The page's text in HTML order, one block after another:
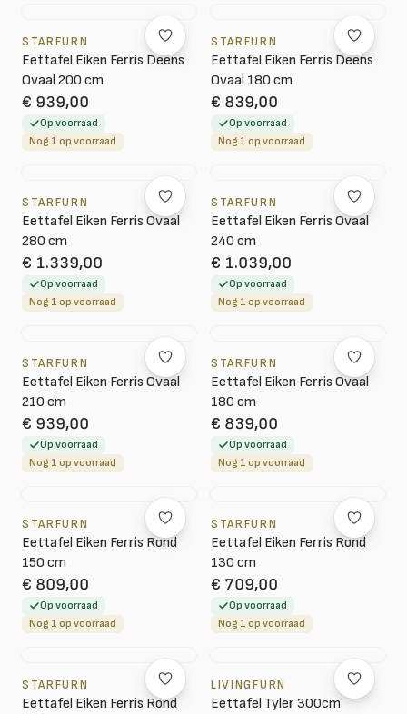
STARFURN
Eettafel Eiken Ferris Deens
Ovaal 200 cm
€ 939,00
Op voorraad
Nog 1 op voorraad
STARFURN
Eettafel Eiken Ferris Deens
Ovaal 180 cm
€ 839,00
Op voorraad
Nog 1 op voorraad
STARFURN
Eettafel Eiken Ferris Ovaal
280 cm
€ 1.339,00
Op voorraad
Nog 1 op voorraad
STARFURN
Eettafel Eiken Ferris Ovaal
240 cm
€ 1.039,00
Op voorraad
Nog 1 op voorraad
STARFURN
Eettafel Eiken Ferris Ovaal
210 cm
€ 939,00
Op voorraad
Nog 1 op voorraad
STARFURN
Eettafel Eiken Ferris Ovaal
180 cm
€ 839,00
Op voorraad
Nog 1 op voorraad
STARFURN
Eettafel Eiken Ferris Rond
150 cm
€ 809,00
Op voorraad
Nog 1 op voorraad
STARFURN
Eettafel Eiken Ferris Rond
130 cm
€ 709,00
Op voorraad
Nog 1 op voorraad
STARFURN
Eettafel Eiken Ferris Rond
LIVINGFURN
Eettafel Tyler 300cm